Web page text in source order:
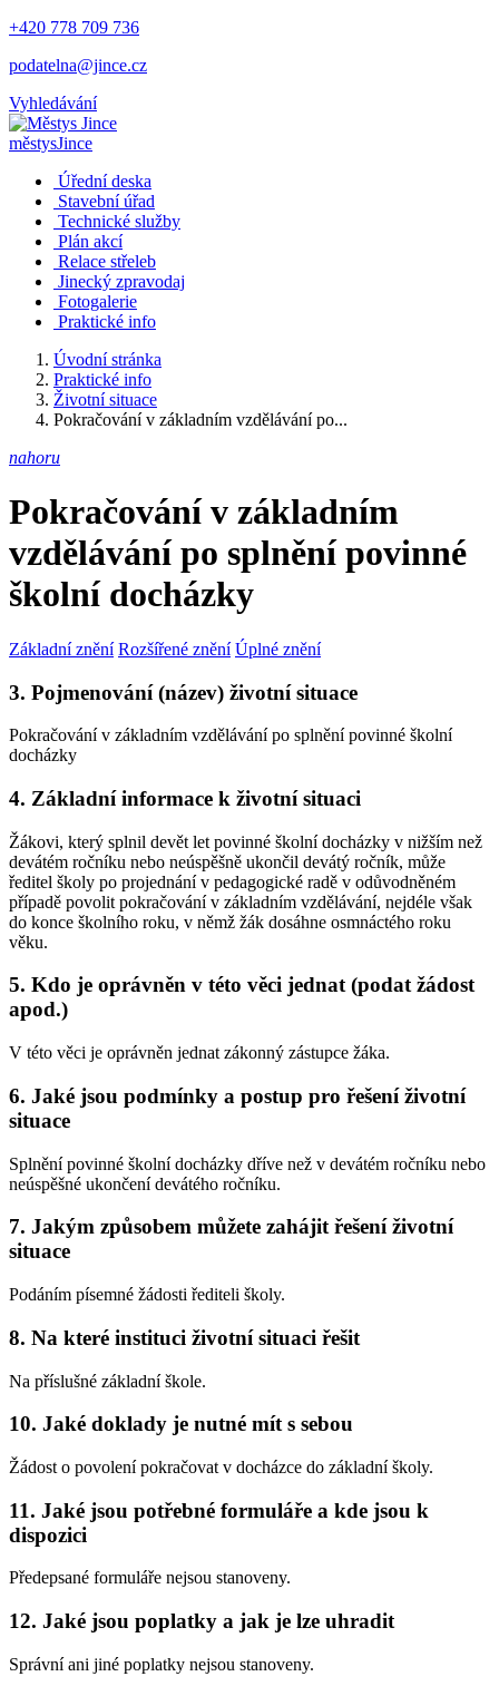
+420 778 709 736
podatelna@jince.cz
Vyhledávání
městysJince
Úřední deska
Stavební úřad
Technické služby
Plán akcí
Relace střeleb
Jinecký zpravodaj
Fotogalerie
Praktické info
Úvodní stránka
Praktické info
Životní situace
Pokračování v základním vzdělávání po...
nahoru
Pokračování v základním
vzdělávání po splnění povinné
školní docházky
Základní znění Rozšířené znění Úplné znění
3. Pojmenování (název) životní situace
Pokračování v základním vzdělávání po splnění povinné školní
docházky
4. Základní informace k životní situaci
Žákovi, který splnil devět let povinné školní docházky v nižším než
devátém ročníku nebo neúspěšně ukončil devátý ročník, může
ředitel školy po projednání v pedagogické radě v odůvodněném
případě povolit pokračování v základním vzdělávání, nejdéle však
do konce školního roku, v němž žák dosáhne osmnáctého roku
věku.
5. Kdo je oprávněn v této věci jednat (podat žádost
apod.)
V této věci je oprávněn jednat zákonný zástupce žáka.
6. Jaké jsou podmínky a postup pro řešení životní
situace
Splnění povinné školní docházky dříve než v devátém ročníku nebo
neúspěšné ukončení devátého ročníku.
7. Jakým způsobem můžete zahájit řešení životní
situace
Podáním písemné žádosti řediteli školy.
8. Na které instituci životní situaci řešit
Na příslušné základní škole.
10. Jaké doklady je nutné mít s sebou
Žádost o povolení pokračovat v docházce do základní školy.
11. Jaké jsou potřebné formuláře a kde jsou k
dispozici
Předepsané formuláře nejsou stanoveny.
12. Jaké jsou poplatky a jak je lze uhradit
Správní ani jiné poplatky nejsou stanoveny.